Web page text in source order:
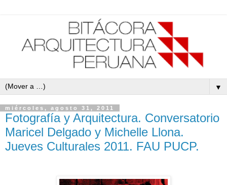
▼
miércoles, agosto 31, 2011
Fotografía y Arquitectura. Conversatorio
Maricel Delgado y Michelle Llona.
Jueves Culturales 2011. FAU PUCP.